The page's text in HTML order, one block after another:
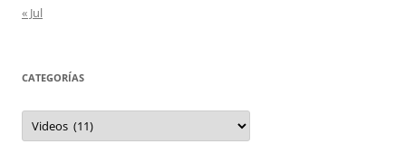
« Jul
CATEGORÍAS
Categorías